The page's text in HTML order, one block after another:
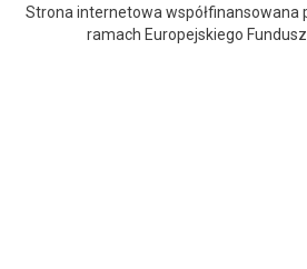
Strona internetowa współfinansowana
ramach Europejskiego